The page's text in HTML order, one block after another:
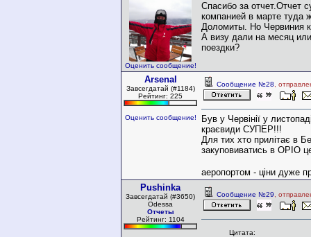
Оценить сообщение!
Спасибо за отчет.Отчет
компанией в марте туда
Доломиты. Но Червиния
А визу дали на месяц
поездки?
Arsenal
Завсегдатай (#1184)
Рейтинг: 225
Оценить сообщение!
Сообщение №28 ,
Був у Червінії у
краєвиди СУПЕР!!!
Для тих хто прилітає в
закуповиватись в ОРІО
аеропортом - ціни дуже
Pushinka
Завсегдатай (#3650)
Odessa
Отчеты
Рейтинг: 1104
Сообщение №29 ,
Цитата: